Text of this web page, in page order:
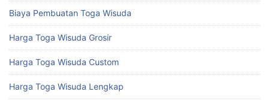
Biaya Pembuatan Toga Wisuda
Harga Toga Wisuda Grosir
Harga Toga Wisuda Custom
Harga Toga Wisuda Lengkap